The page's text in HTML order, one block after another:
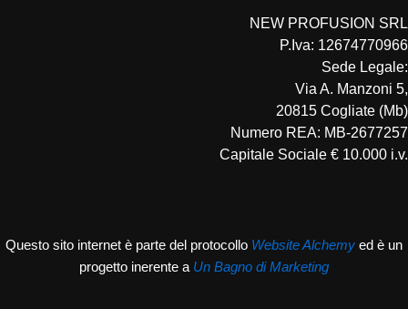
NEW PROFUSION SRL
P.Iva: 12674770966
Sede Legale:
Via A. Manzoni 5,
20815 Cogliate (Mb)
Numero REA: MB-2677257
Capitale Sociale € 10.000 i.v.
Questo sito internet è parte del protocollo Website Alchemy ed è un
progetto inerente a Un Bagno di Marketing